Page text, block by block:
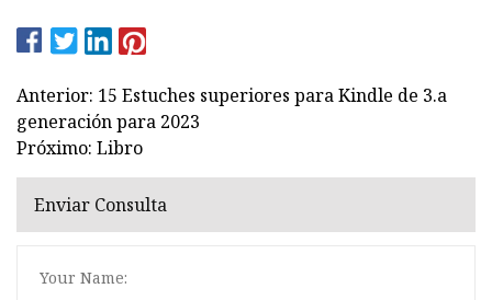
Anterior: 15 Estuches superiores para Kindle de 3.a
generación para 2023
Próximo: Libro
Enviar Consulta